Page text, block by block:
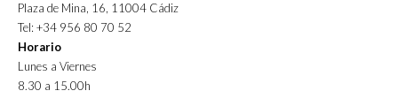
Plaza de Mina, 16, 11004 Cádiz
Tel: +34 956 80 70 52
Horario
Lunes a Viernes
8.30 a 15.00h